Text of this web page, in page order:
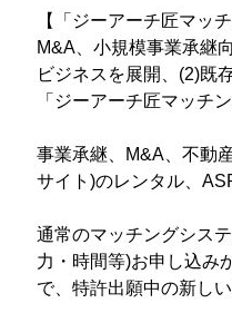
【「ジーアーチ匠マッ
M&A、小規模事業承継
ビジネスを展開、(2)既
「ジーアーチ匠マッチ
事業承継、M&A、不動
サイト)のレンタル、
通常のマッチングシス
力・時間等)お申し込み
で、特許出願中の新し